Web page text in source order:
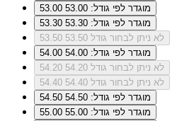
53.00
מוגדר לפי גודל: 53.00
53.30
מוגדר לפי גודל: 53.30
53.50
לא ניתן לבחור גודל 53.50
54.00
מוגדר לפי גודל: 54.00
54.20
לא ניתן לבחור גודל 54.20
54.40
לא ניתן לבחור גודל 54.40
54.50
מוגדר לפי גודל: 54.50
55.00
מוגדר לפי גודל: 55.00